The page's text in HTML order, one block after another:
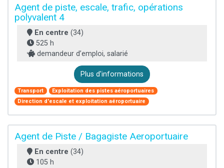
Agent de piste, escale, trafic, opérations
polyvalent 4
En centre (34)
525 h
demandeur d’emploi, salarié
Plus d'informations
Transport
Exploitation des pistes aéroportuaires
Direction d'escale et exploitation aéroportuaire
Agent de Piste / Bagagiste Aeroportuaire
En centre (34)
105 h